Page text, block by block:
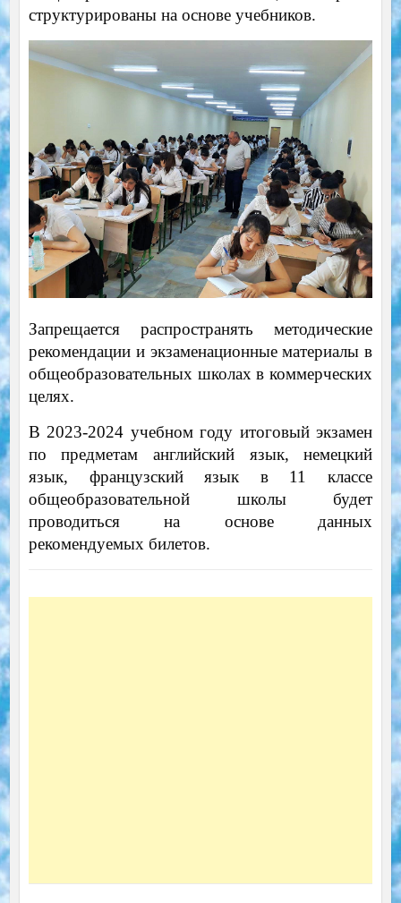
структурированы на основе учебников.
Запрещается распространять методические
рекомендации и экзаменационные материалы в
общеобразовательных школах в коммерческих
целях.
В 2023-2024 учебном году итоговый экзамен
по предметам английский язык, немецкий
язык, французский язык в 11 классе
общеобразовательной школы будет
проводиться на основе данных
рекомендуемых билетов.